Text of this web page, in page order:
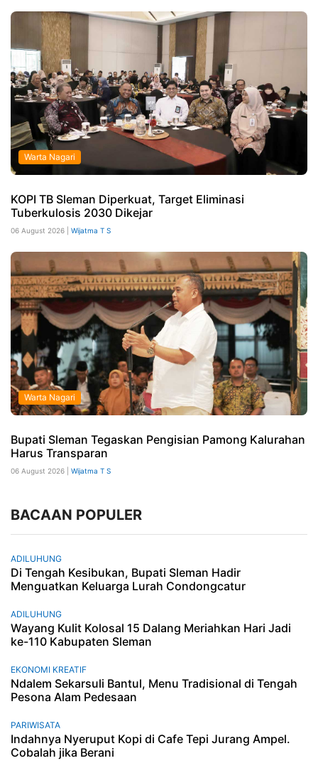
Warta Nagari
KOPI TB Sleman Diperkuat, Target Eliminasi
Tuberkulosis 2030 Dikejar
06 August 2026 | Wijatma T S
Warta Nagari
Bupati Sleman Tegaskan Pengisian Pamong Kalurahan
Harus Transparan
06 August 2026 | Wijatma T S
BACAAN POPULER
ADILUHUNG
Di Tengah Kesibukan, Bupati Sleman Hadir
Menguatkan Keluarga Lurah Condongcatur
ADILUHUNG
Wayang Kulit Kolosal 15 Dalang Meriahkan Hari Jadi
ke-110 Kabupaten Sleman
EKONOMI KREATIF
Ndalem Sekarsuli Bantul, Menu Tradisional di Tengah
Pesona Alam Pedesaan
PARIWISATA
Indahnya Nyeruput Kopi di Cafe Tepi Jurang Ampel.
Cobalah jika Berani